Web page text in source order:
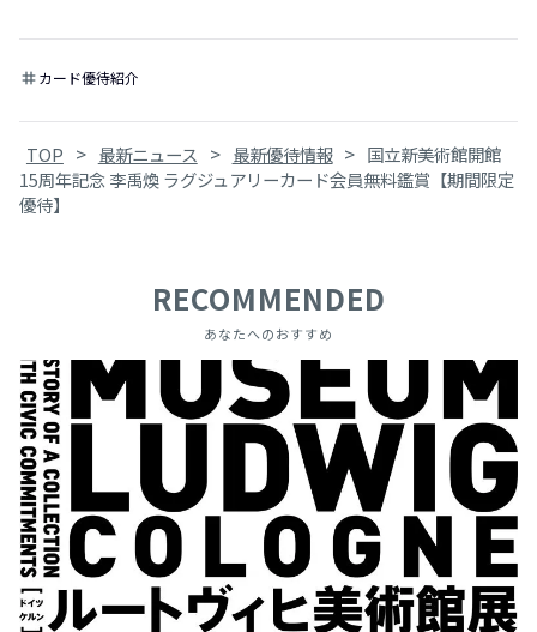
tagカード優待紹介
TOP > 最新ニュース > 最新優待情報 > 国立新美術館開館
15周年記念 李禹煥 ラグジュアリーカード会員無料鑑賞【期間限定
優待】
RECOMMENDED
あなたへのおすすめ